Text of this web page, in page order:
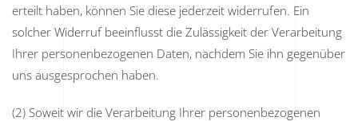
erteilt haben, können Sie diese jederzeit widerrufen. Ein
solcher Widerruf beeinflusst die Zulässigkeit der Verarbeitung
Ihrer personenbezogenen Daten, nachdem Sie ihn gegenüber
uns ausgesprochen haben.
(2) Soweit wir die Verarbeitung Ihrer personenbezogenen